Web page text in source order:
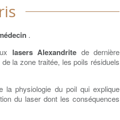
.
lasers Alexandrite de dernière
la zone traitée, les poils résiduels
la physiologie du poil qui explique
du laser dont les conséquences